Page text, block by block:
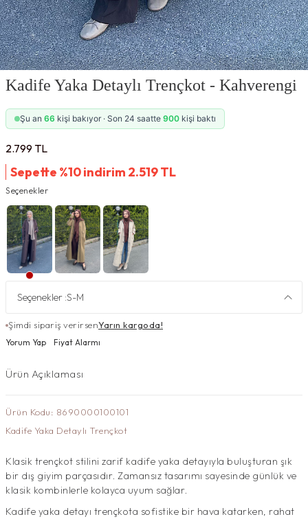
Kadife Yaka Detaylı Trençkot - Kahverengi
Şu an 66 kişi bakıyor · Son 24 saatte 900 kişi baktı
2.799TL
Sepette %10 indirim 2.519TL
Seçenekler
Seçenekler :S-M
Şimdi sipariş verirsenYarın kargoda!
Yorum Yap Fiyat Alarmı
Ürün Açıklaması
Ürün Kodu: 8690000100101
Kadife Yaka Detaylı Trençkot
Klasik trençkot stilini zarif kadife yaka detayıyla buluşturan şık
bir dış giyim parçasıdır. Zamansız tasarımı sayesinde günlük ve
klasik kombinlerle kolayca uyum sağlar.
Kadife yaka detayı trençkota sofistike bir hava katarken, rahat